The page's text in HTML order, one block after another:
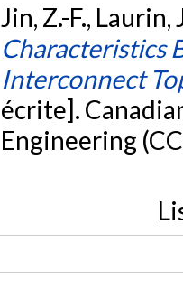
Jin, Z.-F., Laurin,
Characteristics
Interconnect
écrite].
Engineering